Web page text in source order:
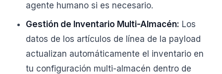
agente humano si es necesario.
Gestión de Inventario Multi-Almacén: Los
datos de los artículos de línea de la payload
actualizan automáticamente el inventario en
tu configuración multi-almacén dentro de